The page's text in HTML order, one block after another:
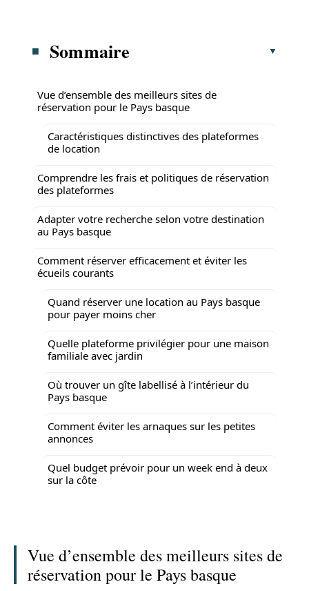
Sommaire
Vue d’ensemble des meilleurs sites de
réservation pour le Pays basque
Caractéristiques distinctives des plateformes
de location
Comprendre les frais et politiques de réservation
des plateformes
Adapter votre recherche selon votre destination
au Pays basque
Comment réserver efficacement et éviter les
écueils courants
Quand réserver une location au Pays basque
pour payer moins cher
Quelle plateforme privilégier pour une maison
familiale avec jardin
Où trouver un gîte labellisé à l’intérieur du
Pays basque
Comment éviter les arnaques sur les petites
annonces
Quel budget prévoir pour un week end à deux
sur la côte
Vue d’ensemble des meilleurs sites de
réservation pour le Pays basque